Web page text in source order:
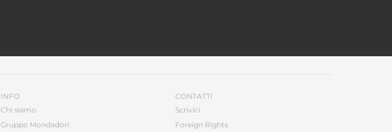
INFO
Chi siamo
Gruppo Mondadori
CONTATTI
Scrivici
Foreign Rights